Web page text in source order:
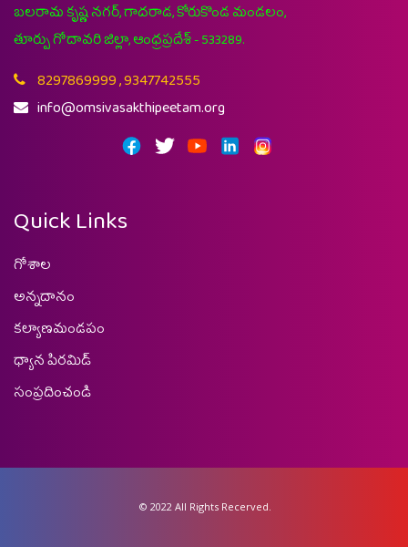
బలరామ కృష్ణ నగర్, గాదరాడ, కోరుకొండ మండలం,
తూర్పు గోదావరి జిల్లా, ఆంధ్రప్రదేశ్ - 533289.
8297869999 , 9347742555
info@omsivasakthipeetam.org
Quick Links
గోశాల
అన్నదానం
కల్యాణమండపం
ధ్యాన పిరమిడ్
సంప్రదించండి
© 2022 All Rights Recerved.